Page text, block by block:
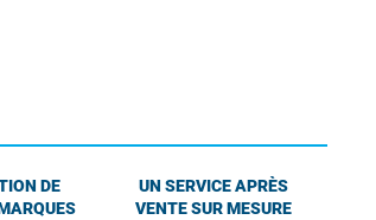
DE
UN SERVICE APRÈS
VENTE SUR MESURE